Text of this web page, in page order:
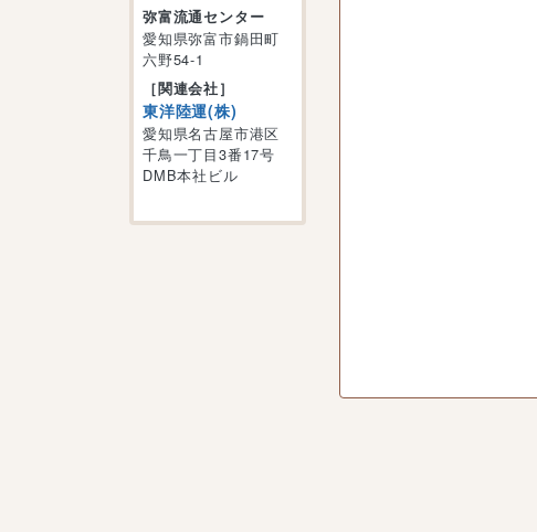
弥富流通センター
愛知県弥富市鍋田町
六野54-1
［関連会社］
東洋陸運(株)
愛知県名古屋市港区
千鳥一丁目3番17号
DMB本社ビル